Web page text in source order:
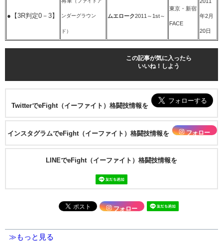
●【3R判定0－3】 ンダーグラウン
ド）
ムエローク2011～1st～
東京・新宿
FACE
年2月
20日
この記事が気に入ったら
いいね！しよう
TwitterでeFight（イーファイト）格闘技情報を
インスタグラムでeFight（イーファイト）格闘技情報を フォロー
LINEでeFight（イーファイト）格闘技情報を
フォロー
≫もっと見る